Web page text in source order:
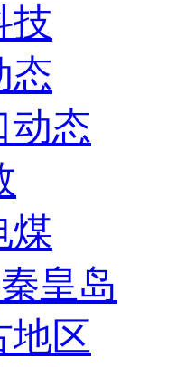
技
态
动态
煤
皇岛
地区